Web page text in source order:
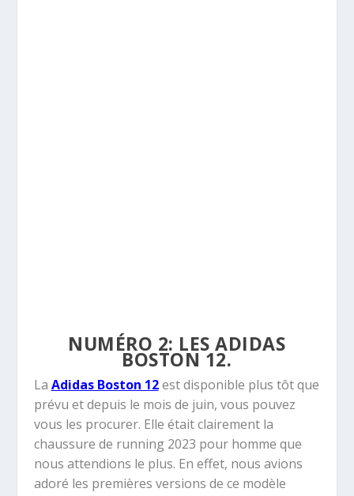
NUMÉRO 2: LES ADIDAS
BOSTON 12.
La Adidas Boston 12est disponible plus tôt que
prévu et depuis le mois de juin, vous pouvez
vous les procurer. Elle était clairement la
chaussure de running 2023 pour homme que
nous attendions le plus. En effet, nous avions
adoré les premières versions de ce modèle